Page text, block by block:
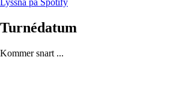
Lyssna på Spotify
Turnédatum
Kommer snart ...